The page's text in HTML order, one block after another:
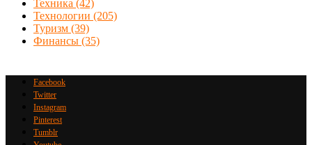
Техника (42)
Технологии (205)
Туризм (39)
Финансы (35)
Facebook
Twitter
Instagram
Pinterest
Tumblr